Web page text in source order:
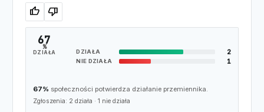
thumb_up thumb_down
67
%
DZIAŁA DZIAŁA 2
NIE DZIAŁA 1
67% społeczności potwierdza działanie przemiennika.
Zgłoszenia: 2 działa · 1 nie działa